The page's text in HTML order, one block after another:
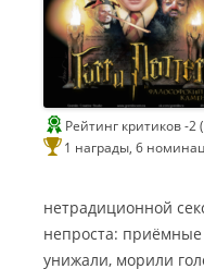
(
g
m
a
)
и
н
С
н
е
С
и
н
е
о
м
э
Рейтинг критиков -2
1 награды, 6
нетрадиционной
непроста: приёмные
унижали, морили